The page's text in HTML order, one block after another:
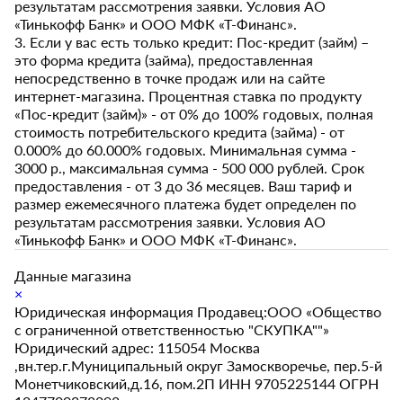
результатам рассмотрения заявки. Условия АО
«Тинькофф Банк» и ООО МФК «Т-Финанс».
3. Если у вас есть только кредит: Пос-кредит (займ) –
это форма кредита (займа), предоставленная
непосредственно в точке продаж или на сайте
интернет-магазина. Процентная ставка по продукту
«Пос-кредит (займ)» - от 0% до 100% годовых, полная
стоимость потребительского кредита (займа) - от
0.000% до 60.000% годовых. Минимальная сумма -
3000 р., максимальная сумма - 500 000 рублей. Срок
предоставления - от 3 до 36 месяцев. Ваш тариф и
размер ежемесячного платежа будет определен по
результатам рассмотрения заявки. Условия АО
«Тинькофф Банк» и ООО МФК «Т-Финанс».
Данные магазина
×
Юридическая информация Продавец:ООО «Общество
с ограниченной ответственностью "СКУПКА""»
Юридический адрес: 115054 Москва
,вн.тер.г.Муниципальный округ Замоскворечье, пер.5-й
Монетчиковский,д.16, пом.2П ИНН 9705225144 ОГРН